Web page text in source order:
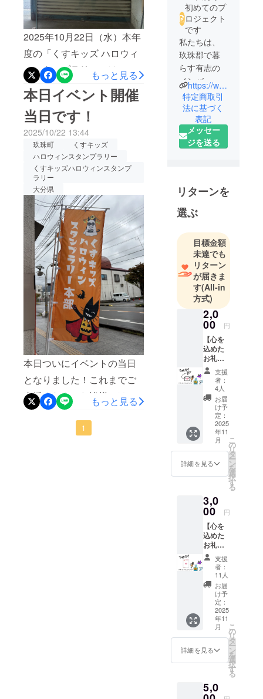
2025年10月22日（水）本年
度の「くすキッズ ハロウィ
ンスタンプラリー」は、無
事終了いたしました！朝か
ら少し雨が心配され、一部
の催しは内容を変更しての
開催となりましたが、それ
でもたくさんのご家族連れ
や子どもたちが商店街に足
を運んでくださり、昨年度
を上回る参加者で、とても
にぎやかな一日となりまし
た。子どもたちは思い思い
の仮装で、春日町商店街と
森駅通り商店街を元気いっ
ぱいに歩きながら、お店の
方から「はい、どうぞ！」
とお菓子を受け取るたびに
笑顔を見せてくれました。
商店街の方々も、「今年も
来てくれたね」「衣装すご
いね！」と声をかけてくだ
さり、まさに地域全体がハ
囲気に包まれていました。
もっと見る
本日イベント開催
当日です！
2025/10/22 13:44
玖珠町
くすキッズ
ハロウィンスタンプラリー
くすキッズハロウィンスタンプ
ラリー
大分県
本日ついにイベントの当日
となりました！これまでご
支援くださった皆様には感
謝の気持ちでいっぱいで
す。準備期間中、なかなか
もっと見る
1
初めてのプ
ロジェクト
です
私たちは、
玖珠郡で暮
らす有志の
メンバーに
よって結成
された実行
委員会で
す。
2017年に町
まったイベ
ントを、コ
ロナ禍を経
再スタート
しました。
子どもたち
に「この町
で育ってよ
かった」と
感じてもら
えるような
体験を届け
たい。
そして、地
域の大人や
商店、学生
たちが自然
に関わり合
える“あたた
かい居場
所”を残した
い。
とつひとつ
の準備を大
切に進めて
います。
規模は小さ
くても、子
どもたちの
笑顔を中心
に、地域の
皆さんと力
を合わせな
がら歩んで
いきます。
https://www.instagram.com/kusu_halloween/
特定商取引
法に基づく
表記
メッセー
ジを送る
リターンを
選ぶ
目標金額
未達でも
リターン
が届きま
す(All-in
方式)
2,0
00 円
【心を
込めた
お礼の
メー
ル】 実
行委員
会より
ご支援
への感
謝を込
めた
メール
を送ら
せてい
ただき
ます。
支援
者：
4人
お届
け予
定：
2025
年11
月
詳細を見る
こ
の
リ
タ
ー
ン
を
選
択
す
る
3,0
00 円
【心を
込めた
お礼の
ポスト
カード
送付】
実行委
員会が
制作し
たお礼
のポス
トカー
ドを送
付させ
ていた
だきま
支援
者：
11人
お届
け予
定：
2025
年11
月
詳細を見る
こ
の
リ
タ
ー
ン
を
選
択
す
る
5,0